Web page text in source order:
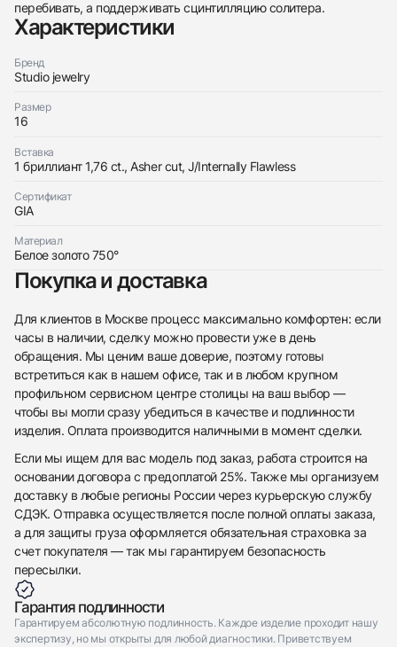
перебивать, а поддерживать сцинтилляцию солитера.
Характеристики
Бренд
Studio jewelry
Размер
16
Вставка
1 бриллиант 1,76 ct., Asher cut, J/Internally Flawless
Сертификат
GIA
Материал
Белое золото 750°
Покупка и доставка
Для клиентов в Москве процесс максимально комфортен: если
часы в наличии, сделку можно провести уже в день
обращения. Мы ценим ваше доверие, поэтому готовы
встретиться как в нашем офисе, так и в любом крупном
профильном сервисном центре столицы на ваш выбор —
чтобы вы могли сразу убедиться в качестве и подлинности
изделия. Оплата производится наличными в момент сделки.
Если мы ищем для вас модель под заказ, работа строится на
основании договора с предоплатой 25%. Также мы организуем
доставку в любые регионы России через курьерскую службу
СДЭК. Отправка осуществляется после полной оплаты заказа,
а для защиты груза оформляется обязательная страховка за
счет покупателя — так мы гарантируем безопасность
пересылки.
Гарантия подлинности
Гарантируем абсолютную подлинность. Каждое изделие проходит нашу
экспертизу, но мы открыты для любой диагностики. Приветствуем
Заказать эти часы
Оставьте ваши контактные данные и мы свяжемся
с вами
Новые
$11,350
Отправить заявку
Оставьте ваши контактные данные и мы свяжемся
с вами
Приложите фото ваших часов…
Отправить заявку